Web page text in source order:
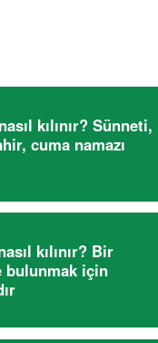
kılınır? Sünneti,
cuma namazı
kılınır? Bir
bulunmak için